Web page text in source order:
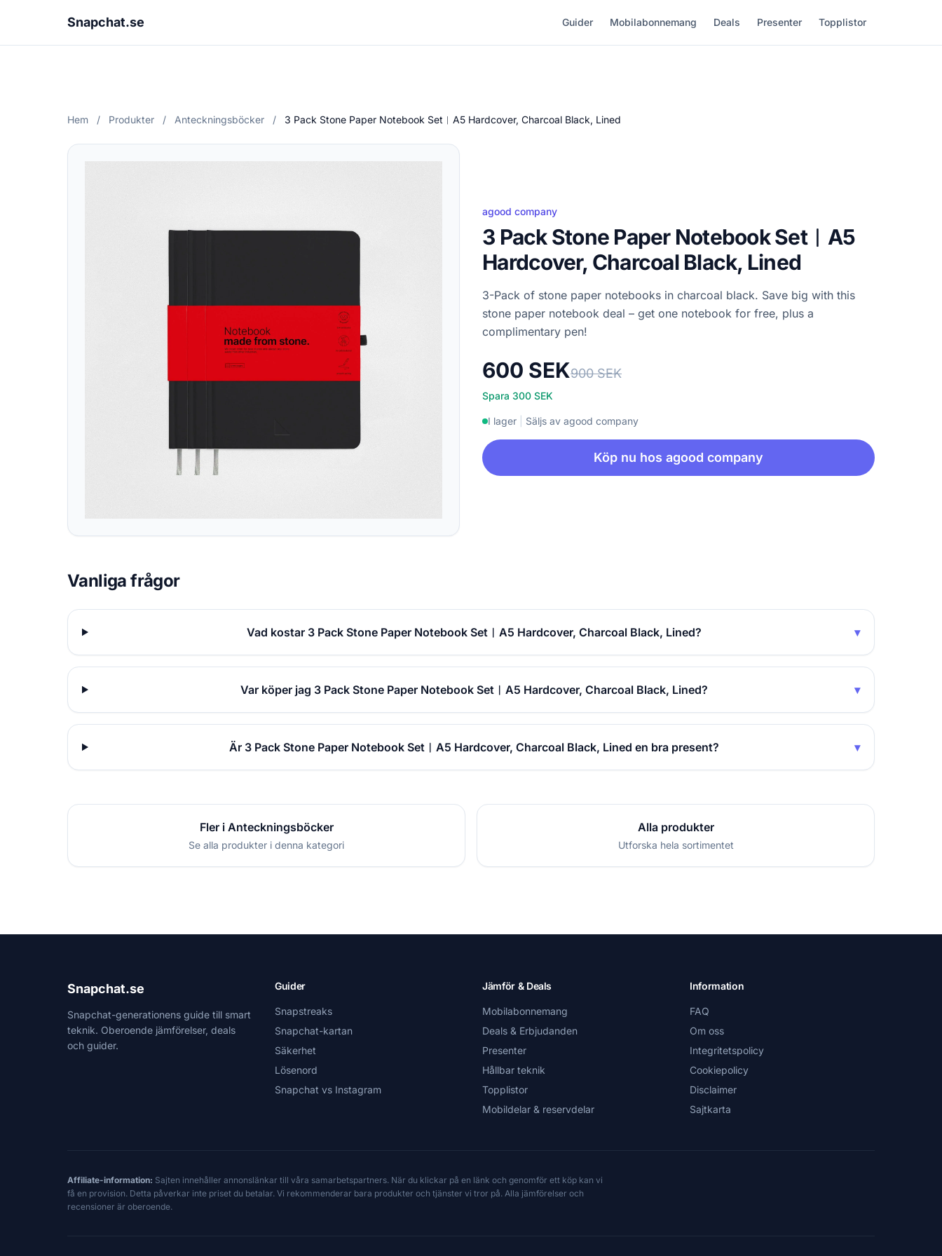
Snapchat.se Guider Mobilabonnemang Deals Presenter Topplistor
Hem / Produkter / Anteckningsböcker / 3 Pack Stone Paper Notebook Set︱A5 Hardcover, Charcoal Black, Lined
agood company
3 Pack Stone Paper Notebook Set︱A5
Hardcover, Charcoal Black, Lined
3-Pack of stone paper notebooks in charcoal black. Save big with this
stone paper notebook deal – get one notebook for free, plus a
complimentary pen!
600 SEK900 SEK
Spara 300 SEK
I lager Säljs av agood company
Köp nu hos agood company
Vanliga frågor
Vad kostar 3 Pack Stone Paper Notebook Set︱A5 Hardcover, Charcoal Black, Lined? ▾
Var köper jag 3 Pack Stone Paper Notebook Set︱A5 Hardcover, Charcoal Black, Lined? ▾
Är 3 Pack Stone Paper Notebook Set︱A5 Hardcover, Charcoal Black, Lined en bra present? ▾
Fler i Anteckningsböcker
Se alla produkter i denna kategori
Alla produkter
Utforska hela sortimentet
Snapchat.se
Snapchat-generationens guide till smart
teknik. Oberoende jämförelser, deals
och guider.
Guider
Snapstreaks
Snapchat-kartan
Säkerhet
Lösenord
Snapchat vs Instagram
Jämför & Deals
Mobilabonnemang
Deals & Erbjudanden
Presenter
Hållbar teknik
Topplistor
Mobildelar & reservdelar
Information
FAQ
Om oss
Integritetspolicy
Cookiepolicy
Disclaimer
Sajtkarta
Affiliate-information: Sajten innehåller annonslänkar till våra samarbetspartners. När du klickar på en länk och genomför ett köp kan vi
få en provision. Detta påverkar inte priset du betalar. Vi rekommenderar bara produkter och tjänster vi tror på. Alla jämförelser och
recensioner är oberoende.